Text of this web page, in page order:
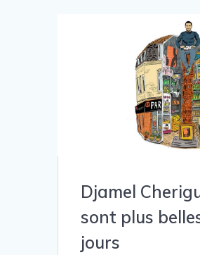
Djamel
sont plus
jours